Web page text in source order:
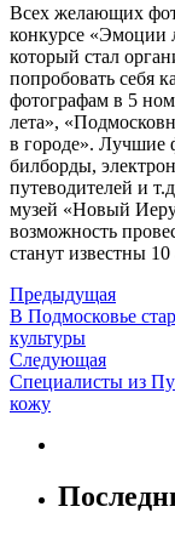
Всех желающих
конкурсе «Эмоции
который стал
попробовать себя
фотографам в 5
лета»,
в городе». Лучшие
билборды,
путеводителей и
музей «Новый
возможность
станут известны 10
Предыдущая
В Подмосковье
культуры
Следующая
Специалисты из
кожу